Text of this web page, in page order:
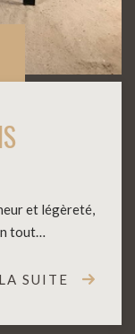
et légèreté,
tout…
SUITE